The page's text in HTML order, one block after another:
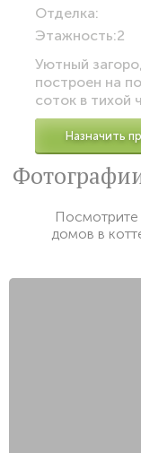
Отделка:
Этажность:2
Уютный
построен на
соток в тихой
Назначить
Посмотрите
домов в